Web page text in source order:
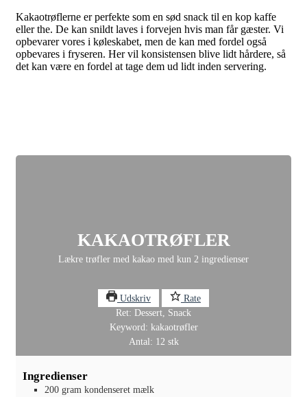
Kakaotrøflerne er perfekte som en sød snack til en kop kaffe
eller the. De kan snildt laves i forvejen hvis man får gæster. Vi
opbevarer vores i køleskabet, men de kan med fordel også
opbevares i fryseren. Her vil konsistensen blive lidt hårdere, så
det kan være en fordel at tage dem ud lidt inden servering.
KAKAOTRØFLER
Lækre trøfler med kakao med kun 2 ingredienser
Udskriv
Rate
Ret: Dessert, Snack
Keyword: kakaotrøfler
Antal: 12 stk
Ingredienser
200 gram kondenseret mælk